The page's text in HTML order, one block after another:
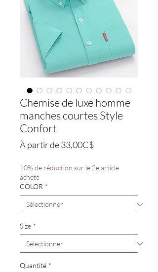
Chemise de luxe homme
manches courtes Style
Confort
À partir de33,00C$Prix
10% de réduction sur le 2e article
acheté
COLOR *
Size *
Quantité *